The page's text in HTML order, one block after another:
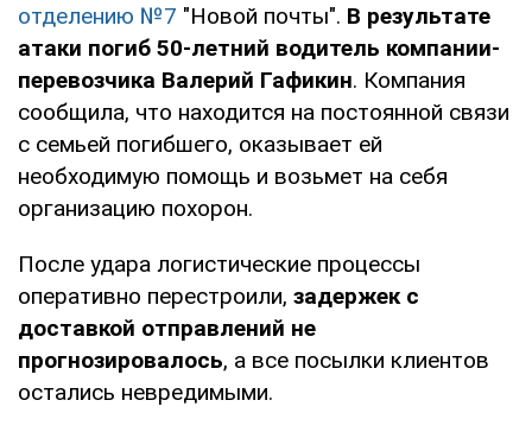
отделению №7 "Новой почты". В результате
атаки погиб 50-летний водитель компании-
перевозчика Валерий Гафикин. Компания
сообщила, что находится на постоянной связи
с семьей погибшего, оказывает ей
необходимую помощь и возьмет на себя
организацию похорон.
После удара логистические процессы
оперативно перестроили, задержек с
доставкой отправлений не
прогнозировалось, а все посылки клиентов
остались невредимыми.